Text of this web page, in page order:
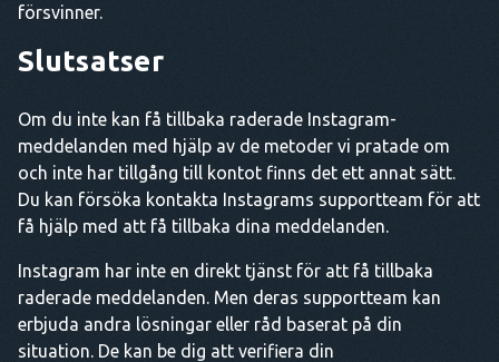
försvinner.
Slutsatser
Om du inte kan få tillbaka raderade Instagram-
meddelanden med hjälp av de metoder vi pratade om
och inte har tillgång till kontot finns det ett annat sätt.
Du kan försöka kontakta Instagrams supportteam för att
få hjälp med att få tillbaka dina meddelanden.
Instagram har inte en direkt tjänst för att få tillbaka
raderade meddelanden. Men deras supportteam kan
erbjuda andra lösningar eller råd baserat på din
situation. De kan be dig att verifiera din